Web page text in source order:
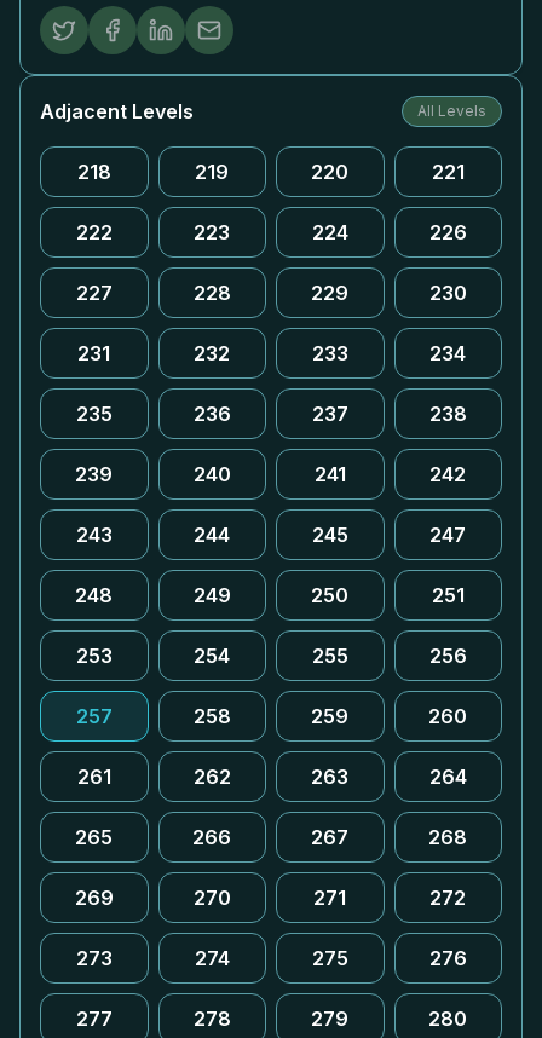
Adjacent Levels All Levels
218 219 220 221
222 223 224 226
227 228 229 230
231 232 233 234
235 236 237 238
239 240 241 242
243 244 245 247
248 249 250 251
253 254 255 256
257 258 259 260
261 262 263 264
265 266 267 268
269 270 271 272
273 274 275 276
277 278 279 280